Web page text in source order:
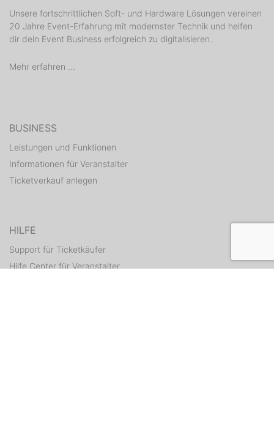
Unsere fortschrittlichen Soft- und Hardware Lösungen vereinen
20 Jahre Event-Erfahrung mit modernster Technik und helfen
dir dein Event Business erfolgreich zu digitalisieren.
Mehr erfahren ...
BUSINESS
Leistungen und Funktionen
Informationen für Veranstalter
Ticketverkauf anlegen
HILFE
Support für Ticketkäufer
Hilfe Center für Veranstalter